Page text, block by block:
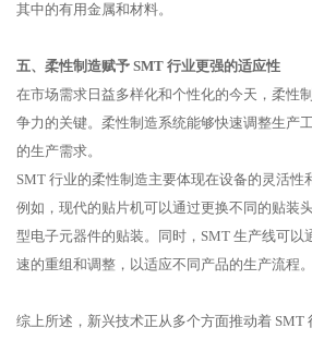
其中的有用金属和材料。
五、柔性制造赋予 SMT 行业更强的适应性
在市场需求日益多样化和个性化的今天，柔性
争力的关键。柔性制造系统能够快速调整生产
的生产需求。
SMT 行业的柔性制造主要体现在设备的灵活性
例如，现代的贴片机可以通过更换不同的贴装
型电子元器件的贴装。同时，SMT 生产线可以
速的重组和调整，以适应不同产品的生产流程。
综上所述，新兴技术正从多个方面推动着 SMT